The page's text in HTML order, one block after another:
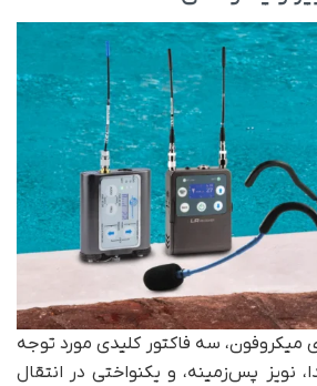
میکروفون، سه فاکتور کلیدی مورد توجه
نویز پس‌زمینه، و یکنواختی در انتقال